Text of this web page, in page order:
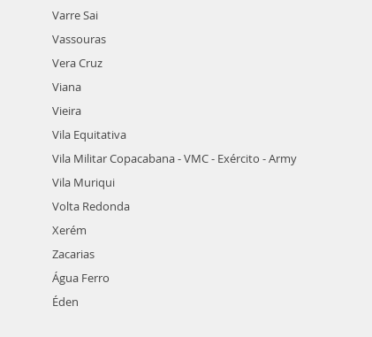
Varre Sai
Vassouras
Vera Cruz
Viana
Vieira
Vila Equitativa
Vila Militar Copacabana - VMC - Exército - Army
Vila Muriqui
Volta Redonda
Xerém
Zacarias
Água Ferro
Éden